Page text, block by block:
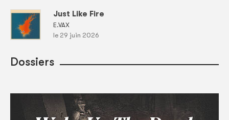
Just Like Fire
E.VAX
le 29 juin 2026
Dossiers